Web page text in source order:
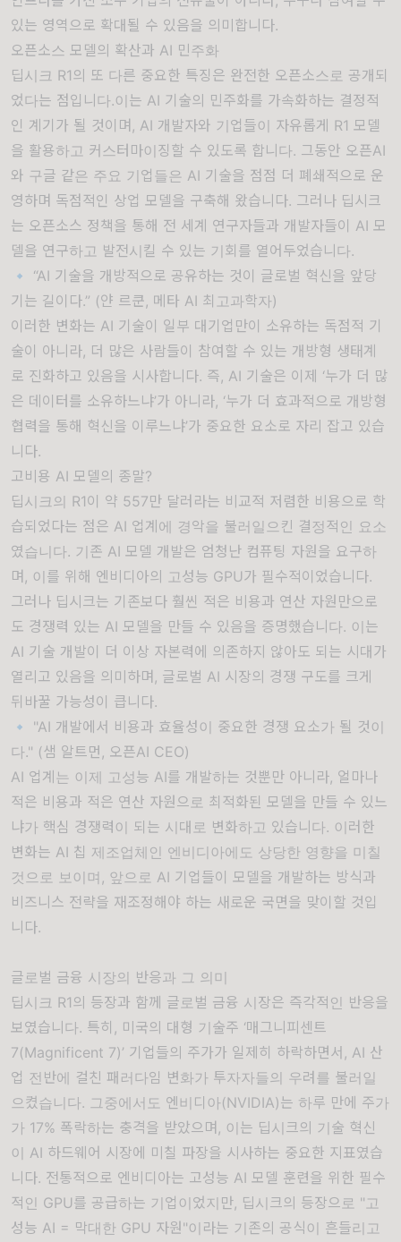
있는 영역으로 확대될 수 있음을 의미합니다.
오픈소스 모델의 확산과 AI 민주화
딥시크 R1의 또 다른 중요한 특징은 완전한 오픈소스로 공개되
었다는 점입니다.이는 AI 기술의 민주화를 가속화하는 결정적
인 계기가 될 것이며, AI 개발자와 기업들이 자유롭게 R1 모델
을 활용하고 커스터마이징할 수 있도록 합니다. 그동안 오픈AI
와 구글 같은 주요 기업들은 AI 기술을 점점 더 폐쇄적으로 운
영하며 독점적인 상업 모델을 구축해 왔습니다. 그러나 딥시크
는 오픈소스 정책을 통해 전 세계 연구자들과 개발자들이 AI 모
델을 연구하고 발전시킬 수 있는 기회를 열어두었습니다.
🔹 “AI 기술을 개방적으로 공유하는 것이 글로벌 혁신을 앞당
기는 길이다.” (얀 르쿤, 메타 AI 최고과학자)
이러한 변화는 AI 기술이 일부 대기업만이 소유하는 독점적 기
술이 아니라, 더 많은 사람들이 참여할 수 있는 개방형 생태계
로 진화하고 있음을 시사합니다. 즉, AI 기술은 이제 ‘누가 더 많
은 데이터를 소유하느냐’가 아니라, ‘누가 더 효과적으로 개방형
협력을 통해 혁신을 이루느냐’가 중요한 요소로 자리 잡고 있습
니다.
고비용 AI 모델의 종말?
딥시크의 R1이 약 557만 달러라는 비교적 저렴한 비용으로 학
습되었다는 점은 AI 업계에 경악을 불러일으킨 결정적인 요소
였습니다. 기존 AI 모델 개발은 엄청난 컴퓨팅 자원을 요구하
며, 이를 위해 엔비디아의 고성능 GPU가 필수적이었습니다.
그러나 딥시크는 기존보다 훨씬 적은 비용과 연산 자원만으로
도 경쟁력 있는 AI 모델을 만들 수 있음을 증명했습니다. 이는
AI 기술 개발이 더 이상 자본력에 의존하지 않아도 되는 시대가
열리고 있음을 의미하며, 글로벌 AI 시장의 경쟁 구도를 크게
뒤바꿀 가능성이 큽니다.
🔹 "AI 개발에서 비용과 효율성이 중요한 경쟁 요소가 될 것이
다." (샘 알트먼, 오픈AI CEO)
AI 업계는 이제 고성능 AI를 개발하는 것뿐만 아니라, 얼마나
적은 비용과 적은 연산 자원으로 최적화된 모델을 만들 수 있느
냐가 핵심 경쟁력이 되는 시대로 변화하고 있습니다. 이러한
변화는 AI 칩 제조업체인 엔비디아에도 상당한 영향을 미칠
것으로 보이며, 앞으로 AI 기업들이 모델을 개발하는 방식과
비즈니스 전략을 재조정해야 하는 새로운 국면을 맞이할 것입
니다.
글로벌 금융 시장의 반응과 그 의미
딥시크 R1의 등장과 함께 글로벌 금융 시장은 즉각적인 반응을
보였습니다. 특히, 미국의 대형 기술주 ‘매그니피센트
7(Magnificent 7)’ 기업들의 주가가 일제히 하락하면서, AI 산
업 전반에 걸친 패러다임 변화가 투자자들의 우려를 불러일
으켰습니다. 그중에서도 엔비디아(NVIDIA)는 하루 만에 주가
가 17% 폭락하는 충격을 받았으며, 이는 딥시크의 기술 혁신
이 AI 하드웨어 시장에 미칠 파장을 시사하는 중요한 지표였습
니다. 전통적으로 엔비디아는 고성능 AI 모델 훈련을 위한 필수
적인 GPU를 공급하는 기업이었지만, 딥시크의 등장으로 "고
성능 AI = 막대한 GPU 자원"이라는 기존의 공식이 흔들리고